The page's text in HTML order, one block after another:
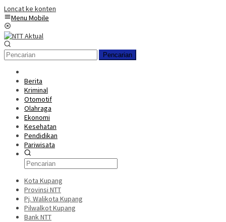
Loncat ke konten
Menu Mobile
Pencarian
Berita
Kriminal
Otomotif
Olahraga
Ekonomi
Kesehatan
Pendidikan
Pariwisata
Kota Kupang
Provinsi NTT
Pj. Walikota Kupang
Pilwalkot Kupang
Bank NTT